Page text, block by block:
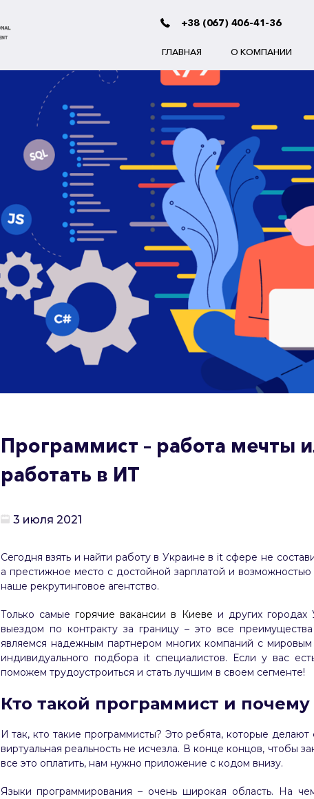
+38 (067) 406-41-36
ГЛАВНАЯ О КОМПАНИИ
Программист – работа мечты
работать в ИТ
3 июля 2021
Сегодня взять и найти работу в Украине в it сфере не
а престижное место с достойной зарплатой и
наше рекрутинговое агентство.
Только самые горячие вакансии в Киеве и других
выездом по контракту за границу – это все
являемся надежным партнером многих компаний с
индивидуального подбора it специалистов. Если у вас
поможем трудоустроиться и стать лучшим в своем сегменте!
Кто такой программист и почему
И так, кто такие программисты? Это ребята, которые
виртуальная реальность не исчезла. В конце концов, чтобы
все это оплатить, нам нужно приложение с кодом внизу.
Языки программирования – очень широкая область. На